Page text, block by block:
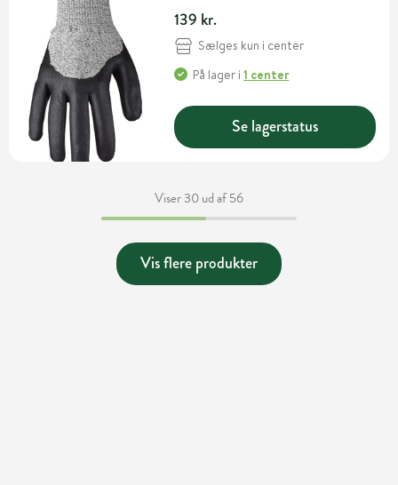
139 kr.
Sælges kun i center
På lager i1 center
Se lagerstatus
Viser 30 ud af 56
Vis flere produkter